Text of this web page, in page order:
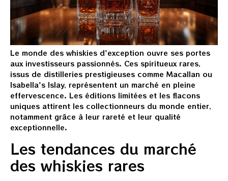
Le monde des whiskies d'exception ouvre ses portes
aux investisseurs passionnés. Ces spiritueux rares,
issus de distilleries prestigieuses comme Macallan ou
Isabella's Islay, représentent un marché en pleine
effervescence. Les éditions limitées et les flacons
uniques attirent les collectionneurs du monde entier,
notamment grâce à leur rareté et leur qualité
exceptionnelle.
Les tendances du marché
des whiskies rares